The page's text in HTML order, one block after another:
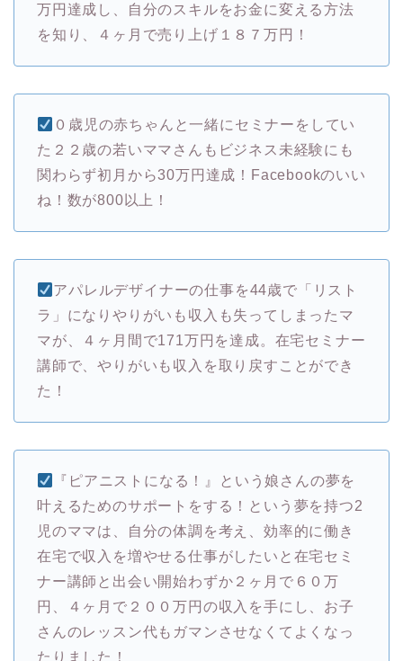
万円達成し、自分のスキルをお金に変える方法
を知り、４ヶ月で売り上げ１８７万円！
０歳児の赤ちゃんと一緒にセミナーをしてい
た２２歳の若いママさんもビジネス未経験にも
関わらず初月から30万円達成！Facebookのいい
ね！数が800以上！
アパレルデザイナーの仕事を44歳で「リスト
ラ」になりやりがいも収入も失ってしまったマ
マが、４ヶ月間で171万円を達成。在宅セミナー
講師で、やりがいも収入を取り戻すことができ
た！
『ピアニストになる！』という娘さんの夢を
叶えるためのサポートをする！という夢を持つ2
児のママは、自分の体調を考え、効率的に働き
在宅で収入を増やせる仕事がしたいと在宅セミ
ナー講師と出会い開始わずか２ヶ月で６０万
円、４ヶ月で２００万円の収入を手にし、お子
さんのレッスン代もガマンさせなくてよくなっ
たりました！